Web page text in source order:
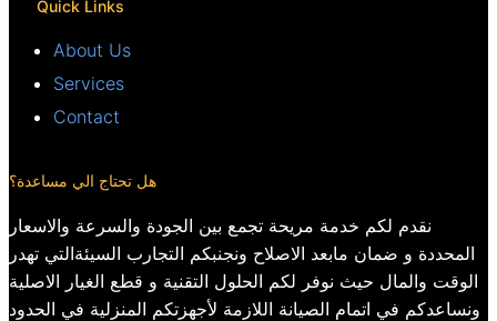
Quick Links
About Us
Services
Contact
هل تحتاج الي مساعدة؟
نقدم لكم خدمة مريحة تجمع بين الجودة والسرعة والاسعار
المحددة و ضمان مابعد الاصلاح ونجنبكم التجارب السيئةالتي تهدر
الوقت والمال حيث نوفر لكم الحلول التقنية و قطع الغيار الاصلية
ونساعدكم في اتمام الصيانة اللازمة لأجهزتكم المنزلية في الحدود